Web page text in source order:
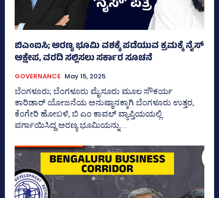
ಬಿಎಂಐಸಿ; ಅರಣ್ಯ ಭೂಮಿ ವಶಕ್ಕೆ ಪಡೆಯುವ ಕ್ರಮಕ್ಕೆ ನೈಸ್‌
ಆಕ್ಷೇಪ, ವರದಿ ಸಲ್ಲಿಸಲು ಸರ್ಕಾರ ಸೂಚನೆ
GOVERNANCE May 15, 2025
ಬೆಂಗಳೂರು; ಬೆಂಗಳೂರು ಮೈಸೂರು ಮೂಲ ಸೌಕರ್ಯ
ಕಾರಿಡಾರ್‌ ಯೋಜನೆಯ ಅನುಷ್ಠಾನಕ್ಕಾಗಿ ಬೆಂಗಳೂರು ಉತ್ತರ,
ಕೆಂಗೇರಿ ಹೋಬಳಿ, ಬಿ ಎಂ ಕಾವಲ್‌ ವ್ಯಾಪ್ತಿಯಯಲ್ಲಿ
ವರ್ಗಾಯಿಸಿದ್ದ ಅರಣ್ಯ ಭೂಮಿಯನ್ನು...